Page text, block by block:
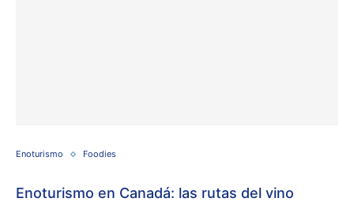
Enoturismo Foodies
Enoturismo en Canadá: las rutas del vino